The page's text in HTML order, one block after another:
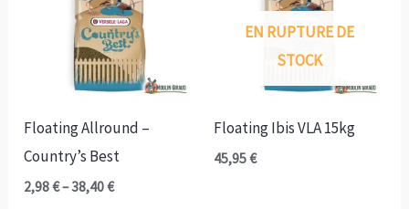
Floating Allround –
Country’s Best
2,98€–38,40€
Plage
EN RUPTURE DE
STOCK
Floating Ibis VLA 15kg
45,95€